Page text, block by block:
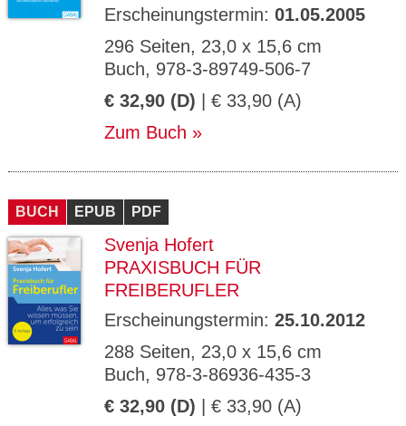
Erscheinungstermin: 01.05.2005
296 Seiten, 23,0 x 15,6 cm
Buch, 978-3-89749-506-7
€ 32,90 (D) | € 33,90 (A)
Zum Buch
BUCH EPUB PDF
Svenja Hofert
PRAXISBUCH FÜR
FREIBERUFLER
Erscheinungstermin: 25.10.2012
288 Seiten, 23,0 x 15,6 cm
Buch, 978-3-86936-435-3
€ 32,90 (D) | € 33,90 (A)